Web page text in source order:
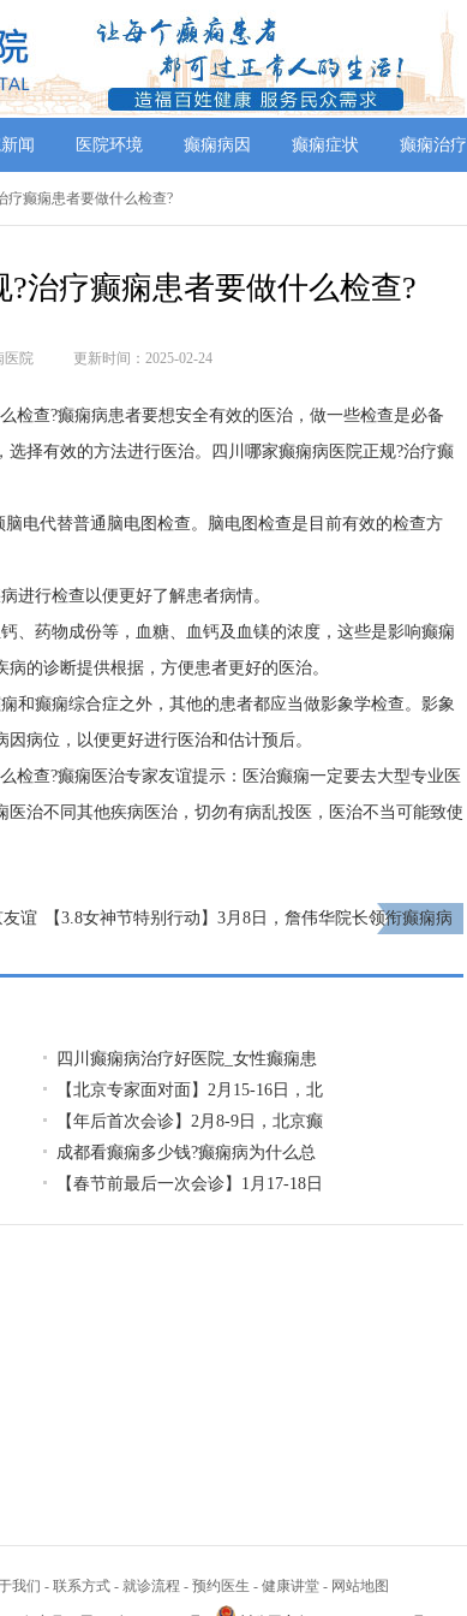
闻 医院环境 癫痫病因 癫痫症状 癫痫治疗
疗癫痫患者要做什么检查?
治疗癫痫患者要做什么检查?
医院 更新时间：2025-02-24
检查?癫痫病患者要想安全有效的医治，做一些检查是必备
择有效的方法进行医治。四川哪家癫痫病医院正规?治疗癫
电代替普通脑电图检查。脑电图检查是目前有效的检查方
进行检查以便更好了解患者病情。
、药物成份等，血糖、血钙及血镁的浓度，这些是影响癫痫
的诊断提供根据，方便患者更好的医治。
和癫痫综合症之外，其他的患者都应当做影象学检查。影象
病位，以便更好进行医治和估计预后。
检查?癫痫医治专家友谊提示：医治癫痫一定要去大型专业医
治不同其他疾病医治，切勿有病乱投医，医治不当可能致使
友谊
【3.8女神节特别行动】3月8日，詹伟华院长领衔癫痫病
四川癫痫病治疗好医院_女性癫痫患
【北京专家面对面】2月15-16日，北
【年后首次会诊】2月8-9日，北京癫
成都看癫痫多少钱?癫痫病为什么总
【春节前最后一次会诊】1月17-18日
我们 - 联系方式 - 就诊流程 - 预约医生 - 健康讲堂 - 网站地图